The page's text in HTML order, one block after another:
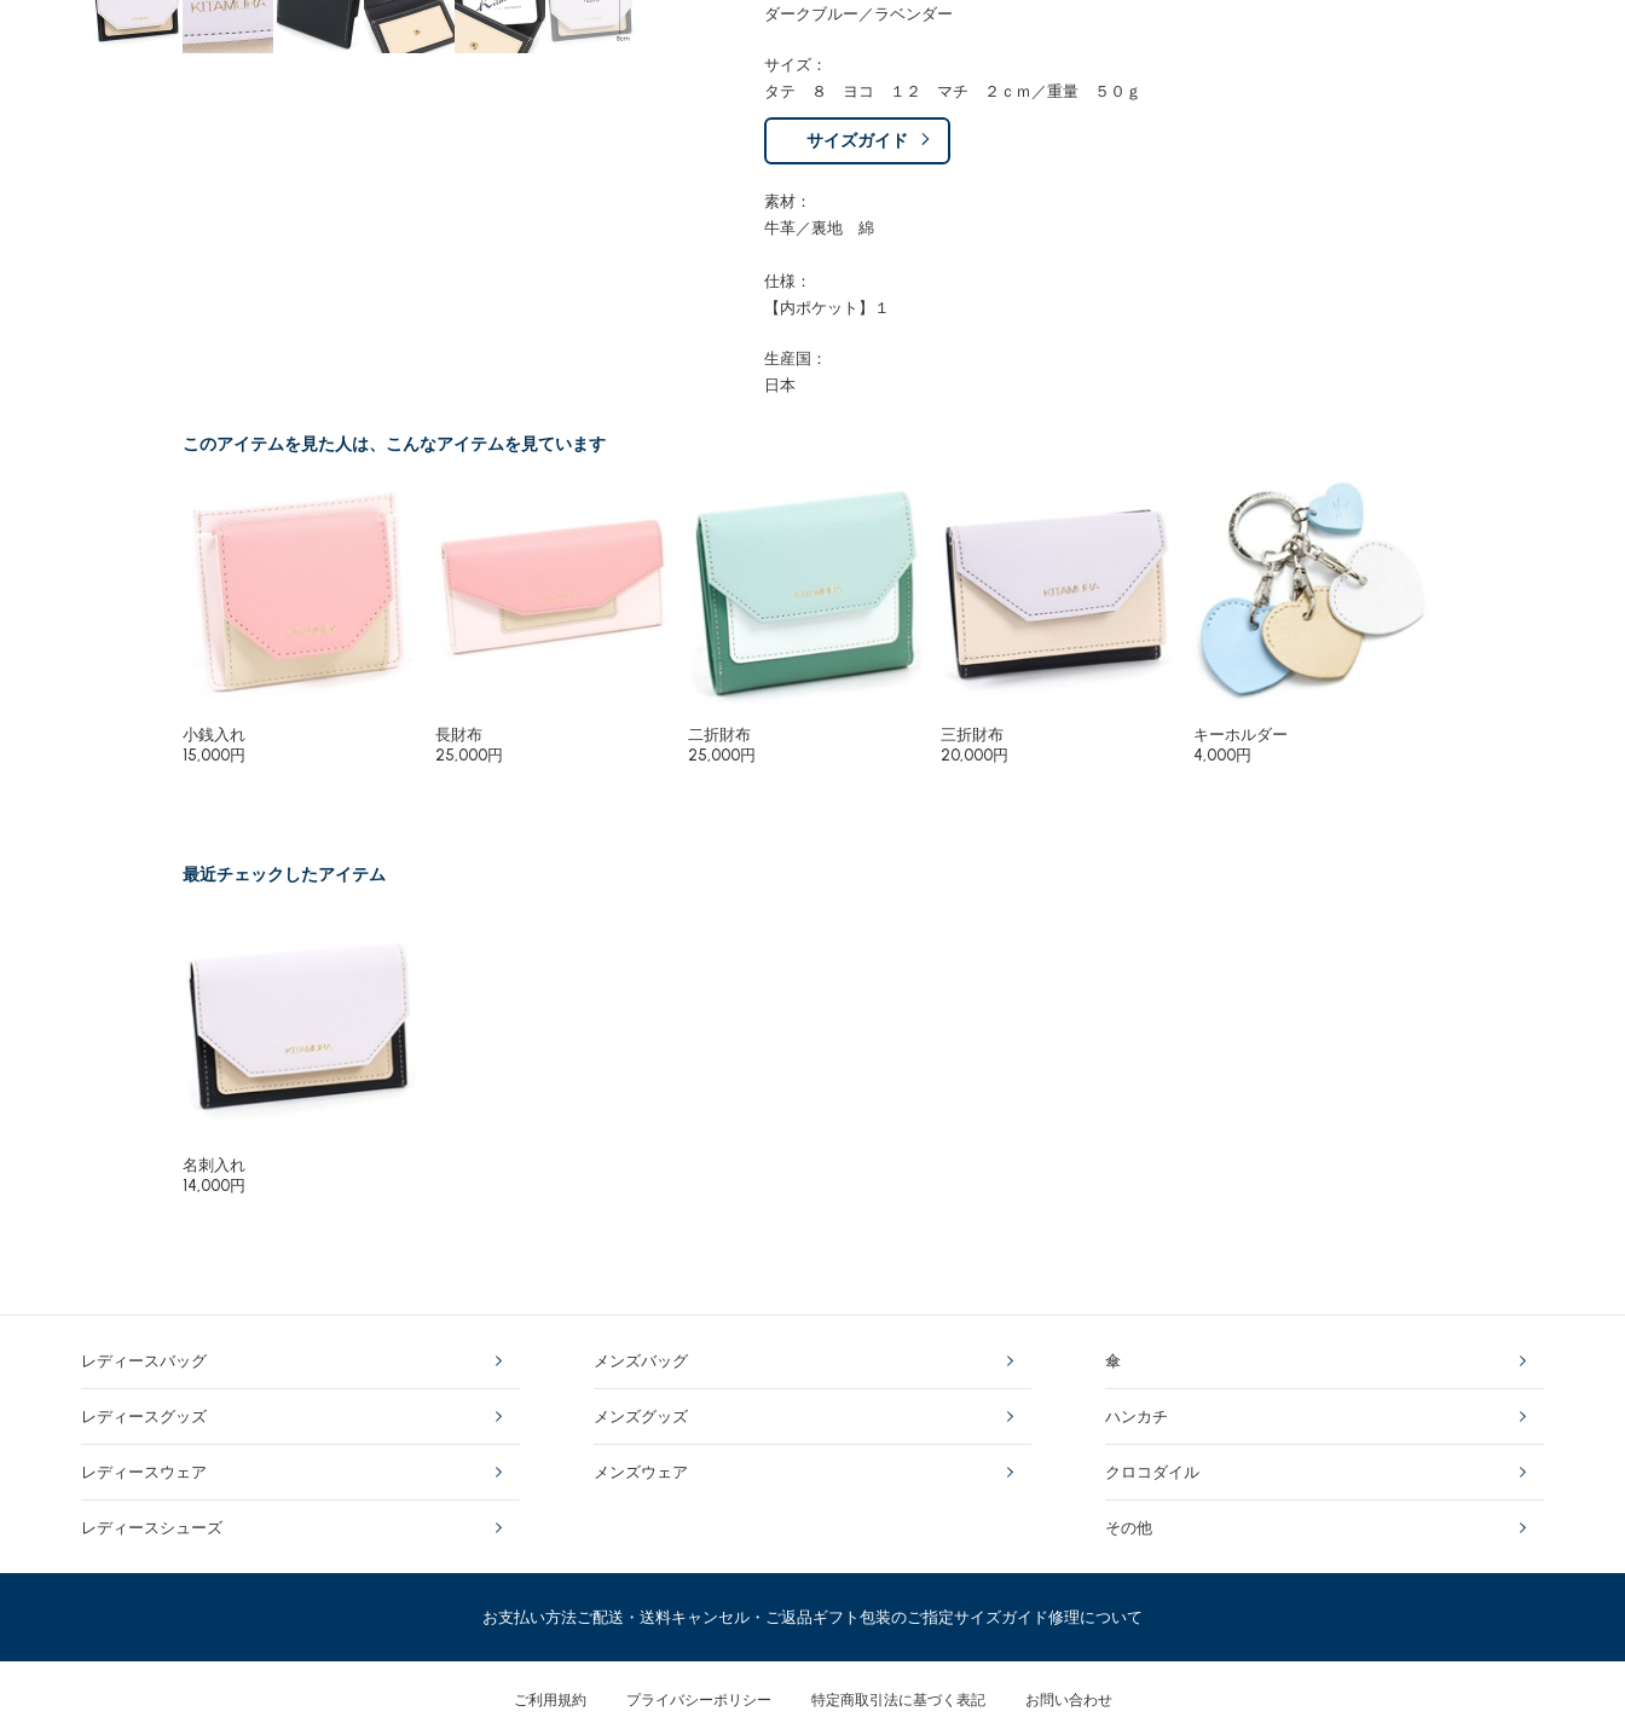
ダークブルー／ラベンダー
サイズ：
タテ ８ ヨコ １２ マチ ２ｃｍ／重量 ５０ｇ
サイズガイド
素材：
牛革／裏地 綿
仕様：
【内ポケット】１
生産国：
日本
このアイテムを見た人は、こんなアイテムを見ています
小銭入れ
15,000円
長財布
25,000円
二折財布
25,000円
三折財布
20,000円
キーホルダー
4,000円
最近チェックしたアイテム
名刺入れ
14,000円
レディースバッグ
レディースグッズ
レディースウェア
レディースシューズ
メンズバッグ
メンズグッズ
メンズウェア
傘
ハンカチ
クロコダイル
その他
お支払い方法ご配送・送料キャンセル・ご返品ギフト包装のご指定サイズガイド修理について
ご利用規約 プライバシーポリシー 特定商取引法に基づく表記 お問い合わせ